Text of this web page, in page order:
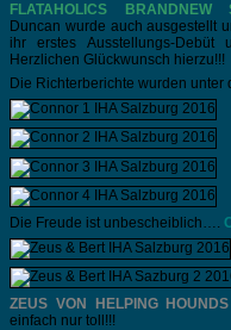
FLATAHOLICS
Duncan wurde auch ausgestellt
ihr erstes Ausstellungs-
Herzlichen Glückwunsch hierzu!!!
Die Richterberichte wurden
Die Freude ist unbescheiblich….
ZEUS VON HELPING
einfach nur toll!!!